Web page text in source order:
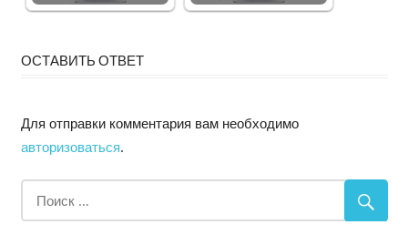
ОСТАВИТЬ ОТВЕТ
Для отправки комментария вам необходимо
авторизоваться.